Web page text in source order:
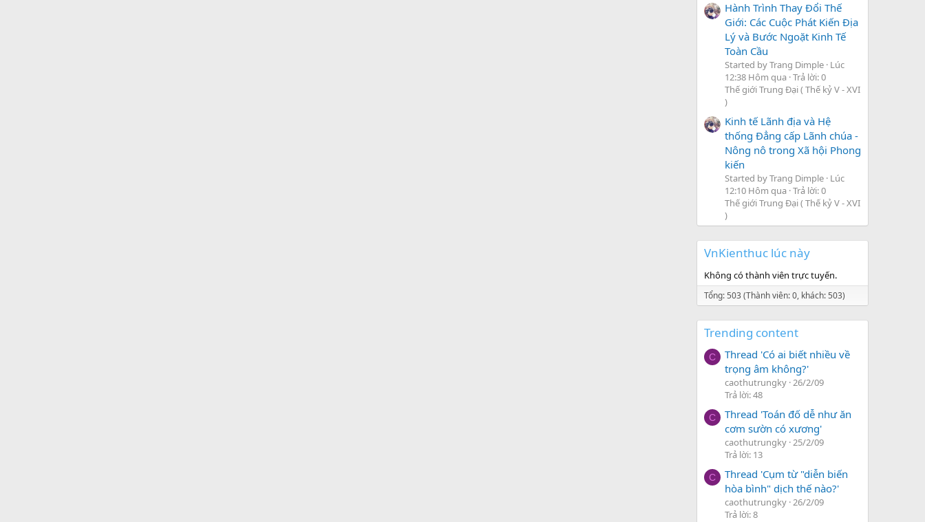
Hành Trình Thay Đổi Thế
Giới: Các Cuộc Phát Kiến Địa
Lý và Bước Ngoặt Kinh Tế
Toàn Cầu
Started by Trang Dimple Lúc
12:38 Hôm qua Trả lời: 0
Thế giới Trung Đại ( Thế kỷ V - XVI
)
Kinh tế Lãnh địa và Hệ
thống Đẳng cấp Lãnh chúa -
Nông nô trong Xã hội Phong
kiến
Started by Trang Dimple Lúc
12:10 Hôm qua Trả lời: 0
Thế giới Trung Đại ( Thế kỷ V - XVI
)
VnKienthuc lúc này
Không có thành viên trực tuyến.
Tổng: 503 (Thành viên: 0, khách: 503)
Trending content
C
Thread 'Có ai biết nhiều về
trọng âm không?'
caothutrungky 26/2/09
Trả lời: 48
C
Thread 'Toán đố dễ như ăn
cơm sườn có xương'
caothutrungky 25/2/09
Trả lời: 13
C
Thread 'Cụm từ "diễn biến
hòa bình" dịch thế nào?'
caothutrungky 26/2/09
Trả lời: 8